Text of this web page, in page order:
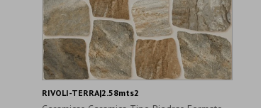
RIVOLI-TERRA|2.58mts2